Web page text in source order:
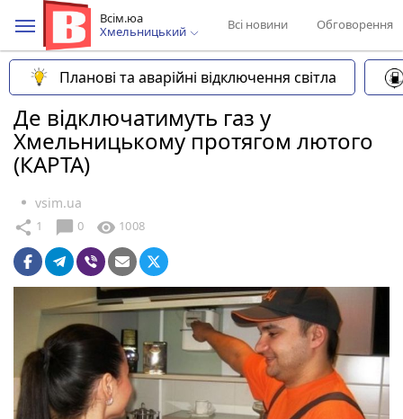
Всім.юа
Хмельницький
Всі новини Обговорення
Планові та аварійні відключення світла
Де відключатимуть газ у
Хмельницькому протягом лютого
(КАРТА)
vsim.ua
share 1 chat_bubble 0 visibility 1008